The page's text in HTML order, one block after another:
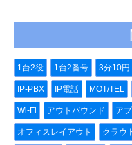
1台2役 1台2番号 3分10円
IP-PBX IP電話 MOT/TEL
Wi-Fi アウトバウンド ア
オフィスレイアウト クラウ